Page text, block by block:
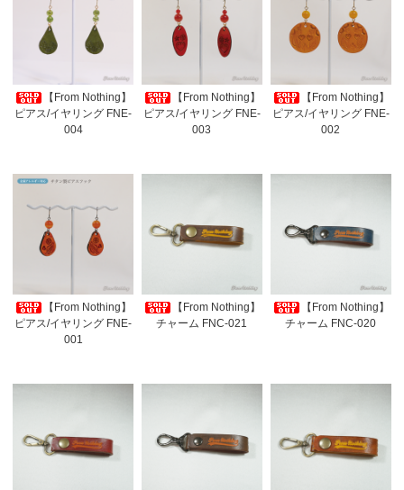
【From Nothing】
ピアス/イヤリング FNE-
004
【From Nothing】
ピアス/イヤリング FNE-
003
【From Nothing】
ピアス/イヤリング FNE-
002
【From Nothing】
ピアス/イヤリング FNE-
001
【From Nothing】
チャーム FNC-021
【From Nothing】
チャーム FNC-020